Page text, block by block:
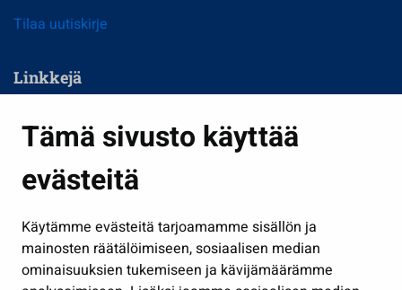
Tämä sivusto käyttää
evästeitä
Käytämme evästeitä tarjoamamme sisällön ja
mainosten räätälöimiseen, sosiaalisen median
ominaisuuksien tukemiseen ja kävijämäärämme
Tilaa uutiskirje
Linkkejä
Kasvatus ja opetus
Kulttuuri ja liikunta
Työ ja yrittäminen
Osallistu ja asioi